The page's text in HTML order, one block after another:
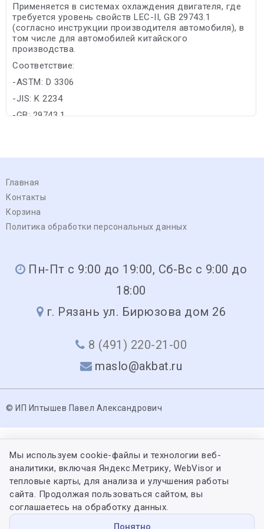
Применяется в системах охлаждения двигателя, где
требуется уровень свойств LEC-II, GB 29743.1
(согласно инструкции производителя автомобиля), в
том числе для автомобилей китайского
производства.
Соответствие:
-ASTM: D 3306
-JIS: K 2234
-GB: 29743.1
Главная
Контакты
Корзина
Политика обработки персональных данных
Пн-Пт с 9:00 до 19:00, Сб-Вс с 9:00 до
18:00
г. Рязань ул. Бирюзова дом 26
8 (491) 220-21-00
maslo@akbat.ru
© ИП Иптышев Павел Александрович
Мы используем cookie-файлы и технологии веб-
аналитики, включая Яндекс.Метрику, WebVisor и
тепловые карты, для анализа и улучшения работы
сайта. Продолжая пользоваться сайтом, вы
соглашаетесь на обработку данных.
Понятно